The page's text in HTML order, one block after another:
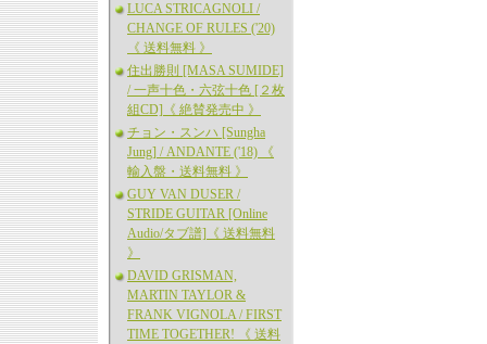
LUCA STRICAGNOLI /
CHANGE OF RULES ('20)
《 送料無料 》
住出勝則 [MASA SUMIDE]
/ 一声十色・六弦十色 [２枚
組CD]《 絶賛発売中 》
チョン・スンハ [Sungha
Jung] / ANDANTE ('18) 《
輸入盤・送料無料 》
GUY VAN DUSER /
STRIDE GUITAR [Online
Audio/タブ譜]《 送料無料
》
DAVID GRISMAN,
MARTIN TAYLOR &
FRANK VIGNOLA / FIRST
TIME TOGETHER! 《 送料